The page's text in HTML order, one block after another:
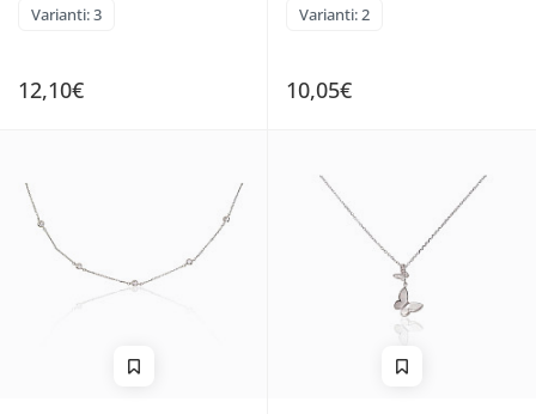
Varianti: 3
12,10€
Varianti: 2
10,05€